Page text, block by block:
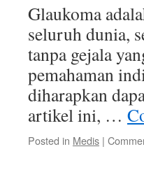
Glaukoma
seluruh dunia,
tanpa gejala
pemahaman
diharapkan
artikel ini, …
Posted in Medis |